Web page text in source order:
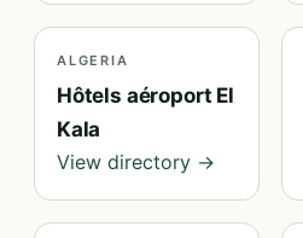
ALGERIA
Hôtels aéroport El
Kala
View directory →